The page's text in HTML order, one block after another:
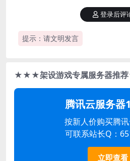
提示：请文明发言
登录后评
★★★架设游戏专属服务器推
腾讯云服务器
按新人价购买腾
可联系站长Q：
立即查看